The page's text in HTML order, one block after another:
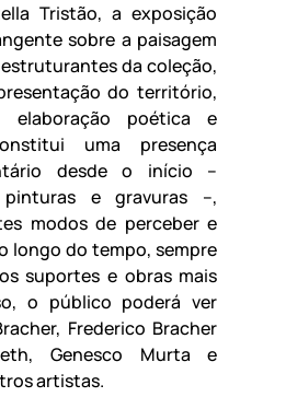
Tristão, a exposição
sobre a paisagem
da coleção,
do território,
elaboração poética e
uma presença
desde o início –
e gravuras –,
modos de perceber e
longo do tempo, sempre
suportes e obras mais
o público poderá ver
Frederico Bracher
Genesco Murta e
artistas.